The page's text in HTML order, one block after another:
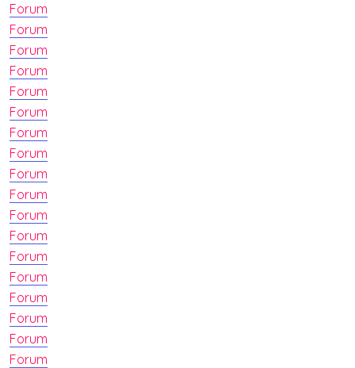
Forum
Forum
Forum
Forum
Forum
Forum
Forum
Forum
Forum
Forum
Forum
Forum
Forum
Forum
Forum
Forum
Forum
Forum